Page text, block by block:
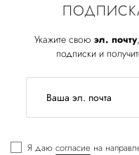
Укажите свою эл. почту
подписки и
Я даю согласие на